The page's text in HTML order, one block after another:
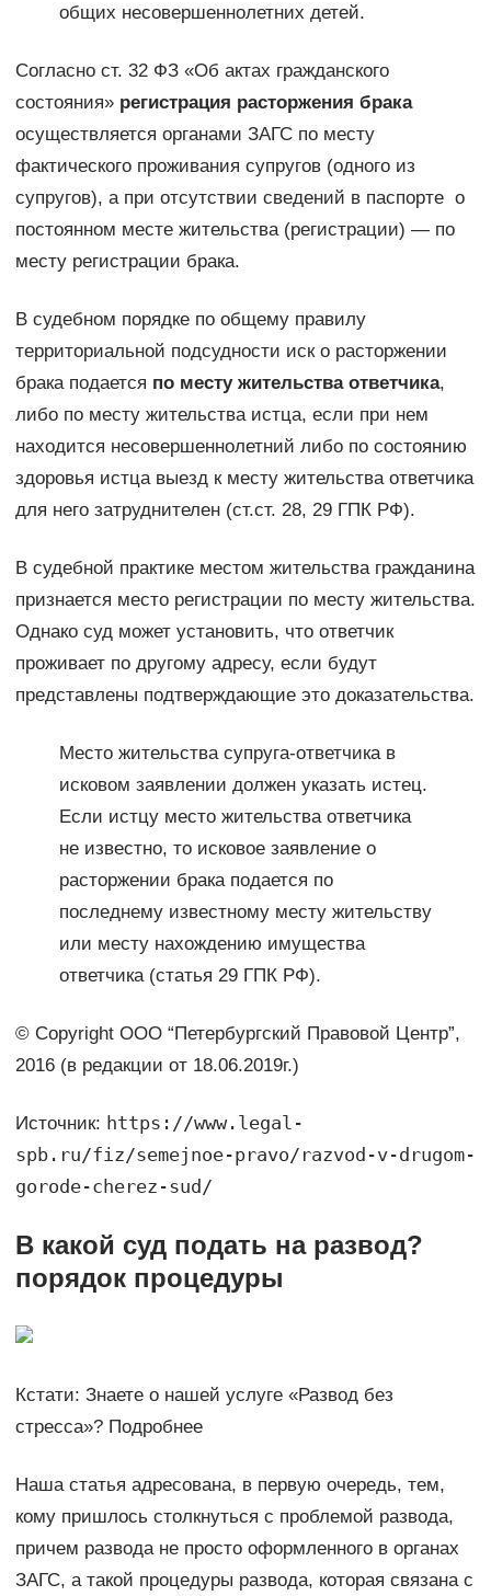
общих несовершеннолетних детей.
Согласно ст. 32 ФЗ «Об актах гражданского
состояния» регистрация расторжения брака
осуществляется органами ЗАГС по месту
фактического проживания супругов (одного из
супругов), а при отсутствии сведений в паспорте о
постоянном месте жительства (регистрации) — по
месту регистрации брака.
В судебном порядке по общему правилу
территориальной подсудности иск о расторжении
брака подается по месту жительства ответчика,
либо по месту жительства истца, если при нем
находится несовершеннолетний либо по состоянию
здоровья истца выезд к месту жительства ответчика
для него затруднителен (ст.ст. 28, 29 ГПК РФ).
В судебной практике местом жительства гражданина
признается место регистрации по месту жительства.
Однако суд может установить, что ответчик
проживает по другому адресу, если будут
представлены подтверждающие это доказательства.
Место жительства супруга-ответчика в
исковом заявлении должен указать истец.
Если истцу место жительства ответчика
не известно, то исковое заявление о
расторжении брака подается по
последнему известному месту жительству
или месту нахождению имущества
ответчика (статья 29 ГПК РФ).
© Copyright ООО “Петербургский Правовой Центр”,
2016 (в редакции от 18.06.2019г.)
Источник: https://www.legal-
spb.ru/fiz/semejnoe-pravo/razvod-v-drugom-
gorode-cherez-sud/
В какой суд подать на развод?
порядок процедуры
Кстати: Знаете о нашей услуге «Развод без
стресса»? Подробнее
Наша статья адресована, в первую очередь, тем,
кому пришлось столкнуться с проблемой развода,
причем развода не просто оформленного в органах
ЗАГС, а такой процедуры развода, которая связана с